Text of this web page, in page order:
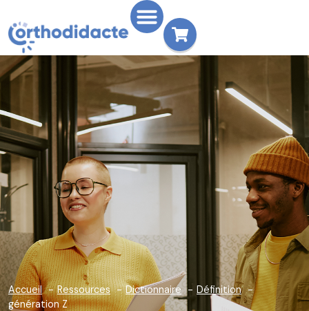
Accueil Ressources Dictionnaire
Définition
génération Z